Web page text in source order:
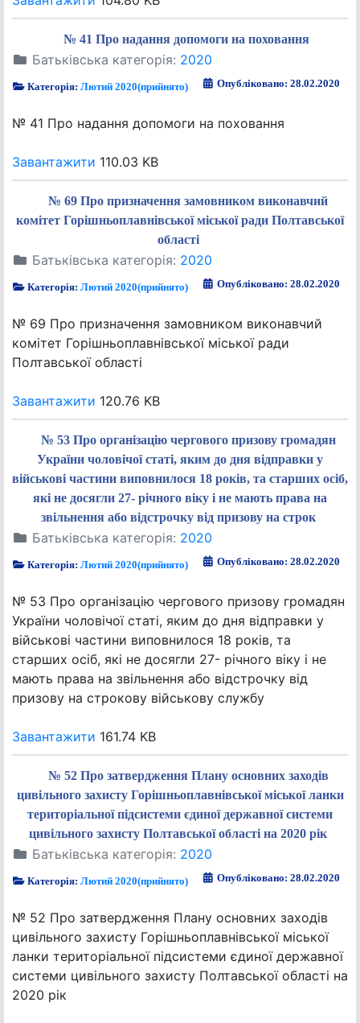
№ 41 Про надання допомоги на поховання
Батьківська категорія: 2020
Категорія:Лютий 2020(прийнято) Опубліковано: 28.02.2020
№ 41 Про надання допомоги на поховання
Завантажити 110.03 KB
№ 69 Про призначення замовником виконавчий
комітет Горішньоплавнівської міської ради Полтавської
області
Батьківська категорія: 2020
Категорія:Лютий 2020(прийнято) Опубліковано: 28.02.2020
№ 69 Про призначення замовником виконавчий
комітет Горішньоплавнівської міської ради
Полтавської області
Завантажити 120.76 KB
№ 53 Про організацію чергового призову громадян
України чоловічої статі, яким до дня відправки у
військові частини виповнилося 18 років, та старших осіб,
які не досягли 27- річного віку і не мають права на
звільнення або відстрочку від призову на строк
Батьківська категорія: 2020
Категорія:Лютий 2020(прийнято) Опубліковано: 28.02.2020
№ 53 Про організацію чергового призову громадян
України чоловічої статі, яким до дня відправки у
військові частини виповнилося 18 років, та
старших осіб, які не досягли 27- річного віку і не
мають права на звільнення або відстрочку від
призову на строкову військову службу
Завантажити 161.74 KB
№ 52 Про затвердження Плану основних заходів
цивільного захисту Горішньоплавнівської міської ланки
територіальної підсистеми єдиної державної системи
цивільного захисту Полтавської області на 2020 рік
Батьківська категорія: 2020
Категорія:Лютий 2020(прийнято) Опубліковано: 28.02.2020
№ 52 Про затвердження Плану основних заходів
цивільного захисту Горішньоплавнівської міської
ланки територіальної підсистеми єдиної державної
системи цивільного захисту Полтавської області на
2020 рік